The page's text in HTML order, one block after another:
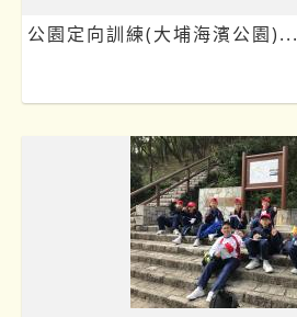
公園定向訓練(大埔海濱公園)...